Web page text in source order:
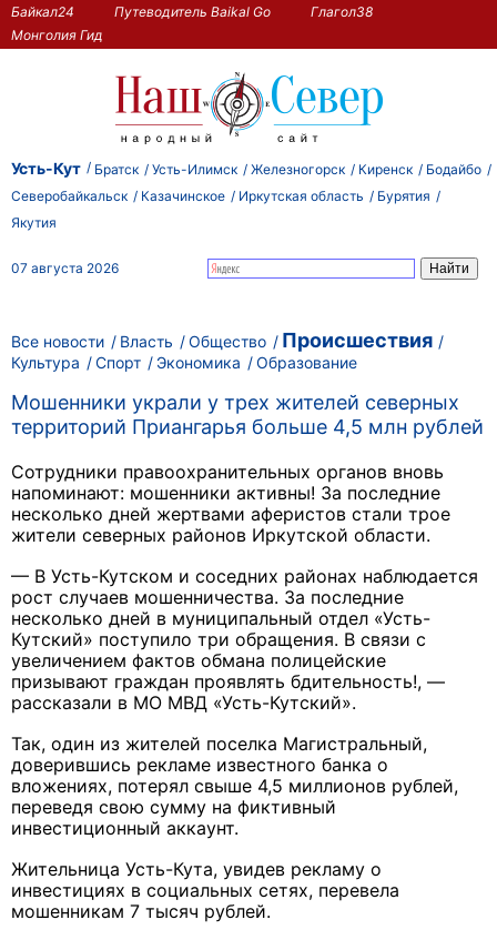
Байкал24 Путеводитель Baikal Go
Глагол38
Монголия Гид
Усть-Кут Братск Усть-Илимск Железногорск Киренск
Бодайбо
Северобайкальск
Казачинское Иркутская область
Бурятия
Якутия
07 августа 2026
Все новости Власть Общество Происшествия
Культура Спорт Экономика Образование
Мошенники украли у трех жителей северных
территорий Приангарья больше 4,5 млн рублей
Сотрудники правоохранительных органов вновь
напоминают: мошенники активны! За последние
несколько дней жертвами аферистов стали трое
жители северных районов Иркутской области.
— В Усть-Кутском и соседних районах наблюдается
рост случаев мошенничества. За последние
несколько дней в муниципальный отдел «Усть-
Кутский» поступило три обращения. В связи с
увеличением фактов обмана полицейские
призывают граждан проявлять бдительность!, —
рассказали в МО МВД «Усть-Кутский».
Так, один из жителей поселка Магистральный,
доверившись рекламе известного банка о
вложениях, потерял свыше 4,5 миллионов рублей,
переведя свою сумму на фиктивный
инвестиционный аккаунт.
Жительница Усть-Кута, увидев рекламу о
инвестициях в социальных сетях, перевела
мошенникам 7 тысяч рублей.